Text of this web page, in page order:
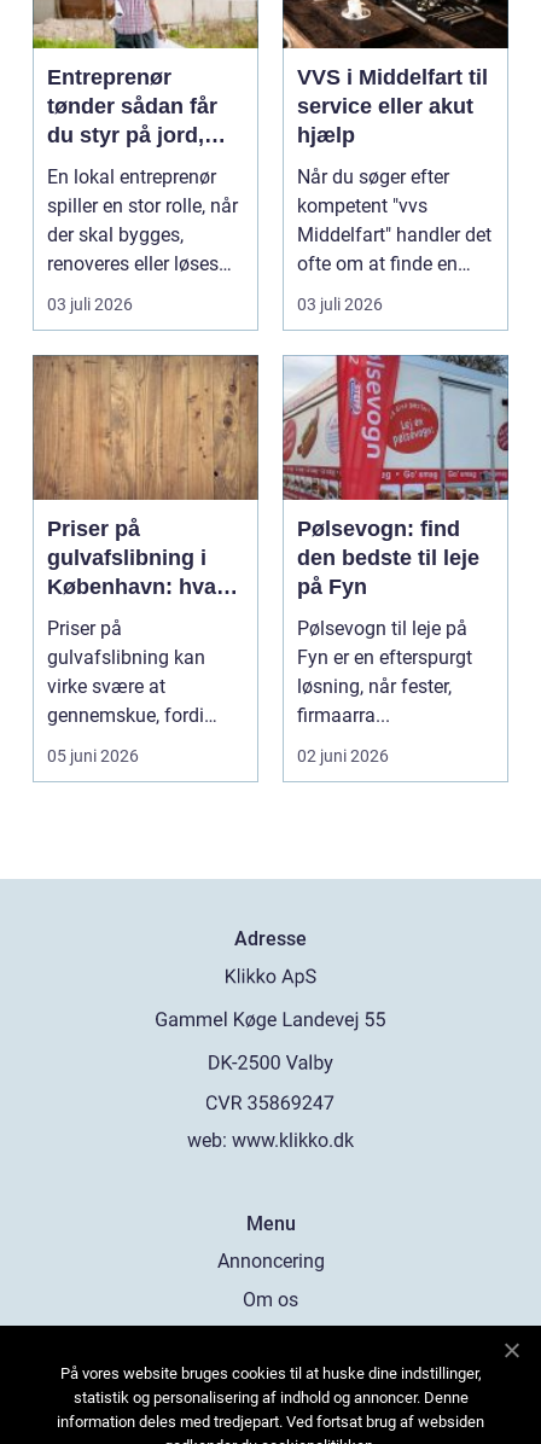
Entreprenør
tønder sådan får
du styr på jord,
dræn og kloak
En lokal entreprenør
spiller en stor rolle, når
der skal bygges,
renoveres eller løses
problemer und...
03 juli 2026
VVS i Middelfart til
service eller akut
hjælp
Når du søger efter
kompetent "vvs
Middelfart" handler det
ofte om at finde en
lokal, fa...
03 juli 2026
Priser på
gulvafslibning i
København: hvad
koster det
egentlig?
Priser på
gulvafslibning kan
virke svære at
gennemskue, fordi
mange faktorer spiller
ind...
05 juni 2026
Pølsevogn: find
den bedste til leje
på Fyn
Pølsevogn til leje på
Fyn er en efterspurgt
løsning, når fester,
firmaarra...
02 juni 2026
Adresse
web: www.klikko.dk
Menu
Annoncering
Om os
Kontakt os
Sitemap
På vores website bruges cookies til at huske dine indstillinger,
statistik og personalisering af indhold og annoncer. Denne
information deles med tredjepart. Ved fortsat brug af websiden